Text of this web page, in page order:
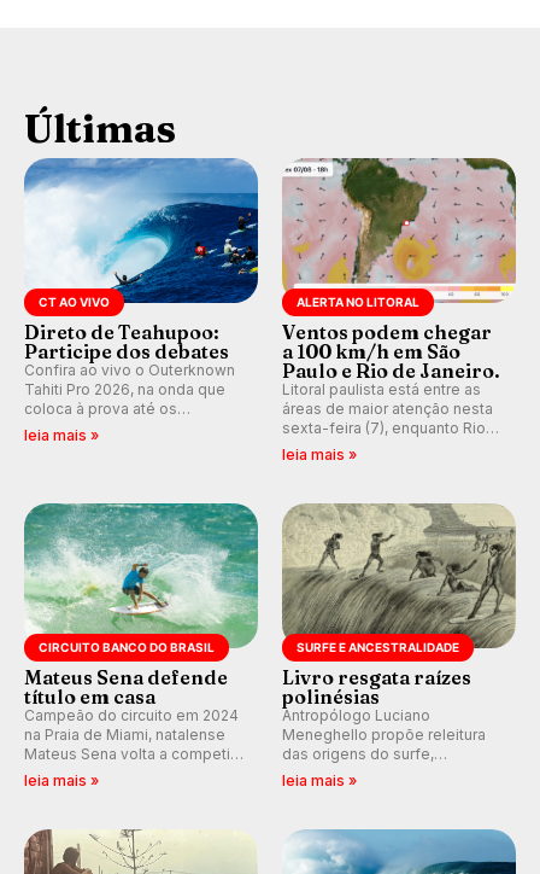
Últimas
CT AO VIVO
Direto de Teahupoo:
Participe dos debates
Confira ao vivo o Outerknown
Tahiti Pro 2026, na onda que
coloca à prova até os
melhores surfistas do mundo.
etapas da WSL.
leia mais »
ALERTA NO LITORAL
Ventos podem chegar
a 100 km/h em São
Paulo e Rio de Janeiro.
Litoral paulista está entre as
áreas de maior atenção nesta
sexta-feira (7), enquanto Rio
de Janeiro também recebe
km/h em Itanhaém.
leia mais »
CIRCUITO BANCO DO BRASIL
Mateus Sena defende
título em casa
Campeão do circuito em 2024
na Praia de Miami, natalense
Mateus Sena volta a competir
em casa em busca de manter a
leia mais »
SURFE E ANCESTRALIDADE
Livro resgata raízes
polinésias
Antropólogo Luciano
Meneghello propõe releitura
das origens do surfe,
resgatando a cultura polinésia
prática em esporte e indústria.
leia mais »